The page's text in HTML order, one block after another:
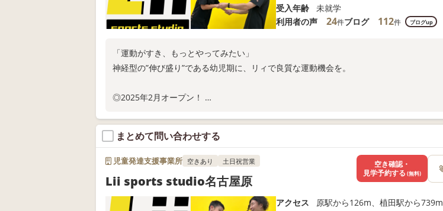
受入年齢
未就学
利用者の声
24件ブログ 112件 ブログup
「運動がすき、もっとやってみたい」
神経型の”伸び盛り”である幼児期に、リィで良質な運動機会を。
◎2025年2月オープン！
◎覚王山駅より徒歩10分
お電話またはWEB問い合わせにてお問い合わせください。
まとめて問い合わせする
児童発達支援事業所 空きあり 土日祝営業
Lii sports studio名古屋原
アクセス
原駅から126m、植田駅から739m
空き確認・
見学予約する (無料)